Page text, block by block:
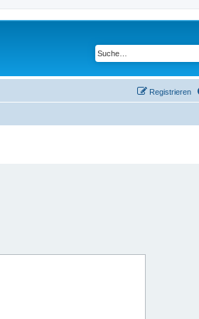
Registrieren